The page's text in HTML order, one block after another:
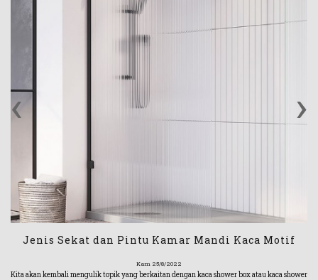
Jenis Sekat dan Pintu Kamar Mandi Kaca Motif
Kam 25/8/2022
Kita akan kembali mengulik topik yang berkaitan dengan kaca shower box atau kaca shower
‹ ›